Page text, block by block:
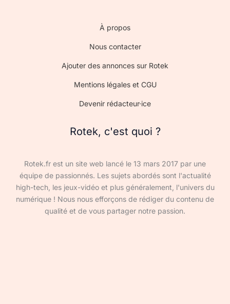
À propos
Nous contacter
Ajouter des annonces sur Rotek
Mentions légales et CGU
Devenir rédacteur·ice
Rotek, c'est quoi ?
Rotek.fr est un site web lancé le 13 mars 2017 par une
équipe de passionnés. Les sujets abordés sont l'actualité
high-tech, les jeux-vidéo et plus généralement, l'univers du
numérique ! Nous nous efforçons de rédiger du contenu de
qualité et de vous partager notre passion.